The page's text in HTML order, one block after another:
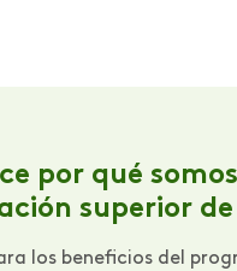
por qué
superior
los beneficios del